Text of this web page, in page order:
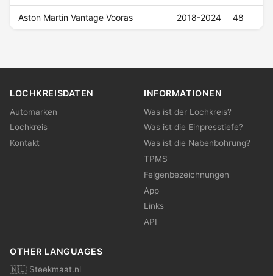
Aston Martin Vantage Vooras 2018-2024 48
LOCHKREISDATEN
Automarken
Lochkreis
Kontakt
INFORMATIONEN
Was ist der Lochkreis?
Was ist die Einpresstiefe?
Was ist die Nabenbohrung?
TPMS
Felgenbezeichnungen
App
Links
API
OTHER LANGUAGES
🇳🇱 Steekmaat.nl